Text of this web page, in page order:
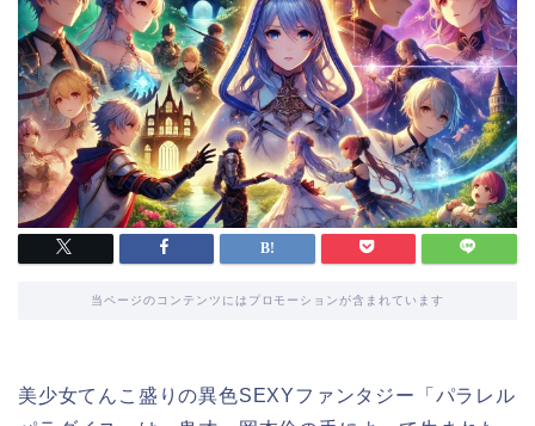
当ページのコンテンツにはプロモーションが含まれています
美少女てんこ盛りの異色SEXYファンタジー「パラレル